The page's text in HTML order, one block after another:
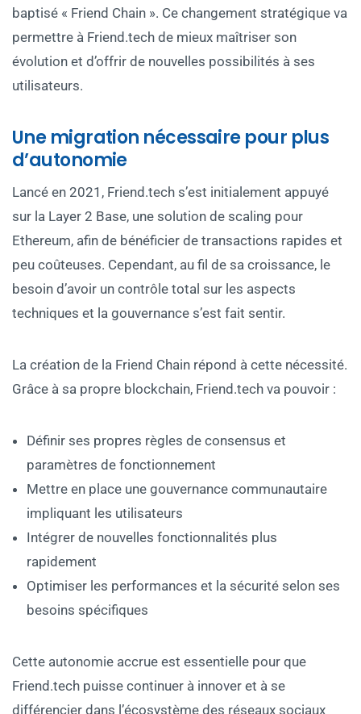
baptisé « Friend Chain ». Ce changement stratégique va
permettre à Friend.tech de mieux maîtriser son
évolution et d’offrir de nouvelles possibilités à ses
utilisateurs.
Une migration nécessaire pour plus
d’autonomie
Lancé en 2021, Friend.tech s’est initialement appuyé
sur la Layer 2 Base, une solution de scaling pour
Ethereum, afin de bénéficier de transactions rapides et
peu coûteuses. Cependant, au fil de sa croissance, le
besoin d’avoir un contrôle total sur les aspects
techniques et la gouvernance s’est fait sentir.
La création de la Friend Chain répond à cette nécessité.
Grâce à sa propre blockchain, Friend.tech va pouvoir :
Définir ses propres règles de consensus et
paramètres de fonctionnement
Mettre en place une gouvernance communautaire
impliquant les utilisateurs
Intégrer de nouvelles fonctionnalités plus
rapidement
Optimiser les performances et la sécurité selon ses
besoins spécifiques
Cette autonomie accrue est essentielle pour que
Friend.tech puisse continuer à innover et à se
différencier dans l’écosystème des réseaux sociaux